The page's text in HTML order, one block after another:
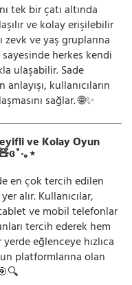
tek bir çatı altında
ve kolay erişilebilir
ve yaş gruplarına
sayesinde herkes kendi
ulaşabilir. Sade
kullanıcıların
sağlar. 🌐✨
ve Kolay Oyun
｡⋆
en çok tercih edilen
alır. Kullanıcılar,
ve mobil telefonlar
tercih ederek hem
eğlenceye hızlıca
platformlarına olan